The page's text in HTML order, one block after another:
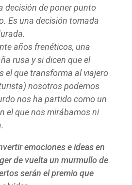
decisión de poner punto
Es una decisión tomada
años frenéticos, una
rusa y si dicen que el
el que transforma al viajero
nosotros podemos
nos ha partido como un
el que nos mirábamos ni
emociones e ideas en
de vuelta un murmullo de
serán el premio que